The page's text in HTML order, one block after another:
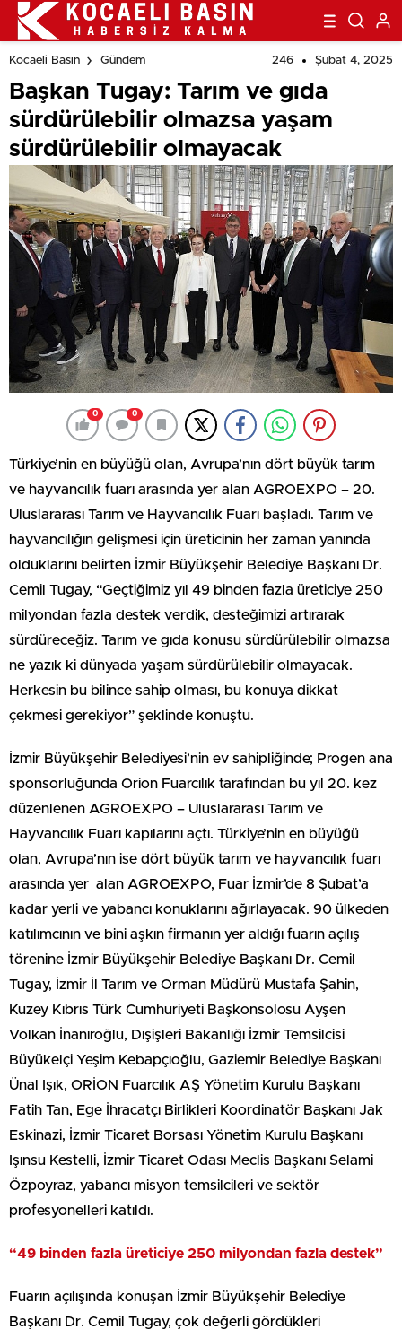
Kocaeli Basın Gündem 246 Şubat 4, 2025
Başkan Tugay: Tarım ve gıda
sürdürülebilir olmazsa yaşam
sürdürülebilir olmayacak
0 0
Türkiye’nin en büyüğü olan, Avrupa’nın dört büyük tarım
ve hayvancılık fuarı arasında yer alan AGROEXPO – 20.
Uluslararası Tarım ve Hayvancılık Fuarı başladı. Tarım ve
hayvancılığın gelişmesi için üreticinin her zaman yanında
olduklarını belirten İzmir Büyükşehir Belediye Başkanı Dr.
Cemil Tugay, “Geçtiğimiz yıl 49 binden fazla üreticiye 250
milyondan fazla destek verdik, desteğimizi artırarak
sürdüreceğiz. Tarım ve gıda konusu sürdürülebilir olmazsa
ne yazık ki dünyada yaşam sürdürülebilir olmayacak.
Herkesin bu bilince sahip olması, bu konuya dikkat
çekmesi gerekiyor” şeklinde konuştu.
İzmir Büyükşehir Belediyesi’nin ev sahipliğinde; Progen ana
sponsorluğunda Orion Fuarcılık tarafından bu yıl 20. kez
düzenlenen AGROEXPO – Uluslararası Tarım ve
Hayvancılık Fuarı kapılarını açtı. Türkiye’nin en büyüğü
olan, Avrupa’nın ise dört büyük tarım ve hayvancılık fuarı
arasında yer alan AGROEXPO, Fuar İzmir’de 8 Şubat’a
kadar yerli ve yabancı konuklarını ağırlayacak. 90 ülkeden
katılımcının ve bini aşkın firmanın yer aldığı fuarın açılış
törenine İzmir Büyükşehir Belediye Başkanı Dr. Cemil
Tugay, İzmir İl Tarım ve Orman Müdürü Mustafa Şahin,
Kuzey Kıbrıs Türk Cumhuriyeti Başkonsolosu Ayşen
Volkan İnanıroğlu, Dışişleri Bakanlığı İzmir Temsilcisi
Büyükelçi Yeşim Kebapçıoğlu, Gaziemir Belediye Başkanı
Ünal Işık, ORİON Fuarcılık AŞ Yönetim Kurulu Başkanı
Fatih Tan, Ege İhracatçı Birlikleri Koordinatör Başkanı Jak
Eskinazi, İzmir Ticaret Borsası Yönetim Kurulu Başkanı
Işınsu Kestelli, İzmir Ticaret Odası Meclis Başkanı Selami
Özpoyraz, yabancı misyon temsilcileri ve sektör
profesyonelleri katıldı.
“49 binden fazla üreticiye 250 milyondan fazla destek”
Fuarın açılışında konuşan İzmir Büyükşehir Belediye
Başkanı Dr. Cemil Tugay, çok değerli gördükleri